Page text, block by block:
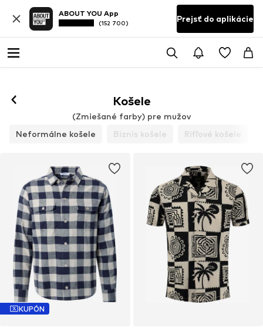
ABOUT YOU App
(152 700) Prejsť do aplikácie
Košele
(Zmiešané farby) pre mužov
Neformálne košele
Biznis košele Rifľové košele
KUPÓN